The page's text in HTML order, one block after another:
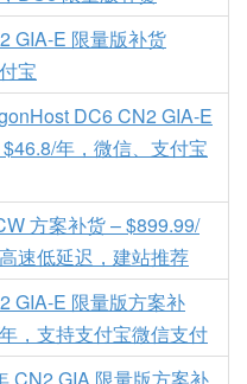
GIA-E 限量版补货
宝
DC6 CN2 GIA-E
年，微信、支付宝
方案补货 – $899.99/
速低延迟，建站推荐
GIA-E 限量版方案补
，支持支付宝微信支付